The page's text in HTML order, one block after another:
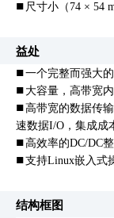
n 尺寸小（74 × 54
益处
n一个完整而强大
n 大容量，高带宽
n高带宽的数据传
速数据I/O，集成成
n高效率的DC/DC
n支持Linux嵌入式
结构框图